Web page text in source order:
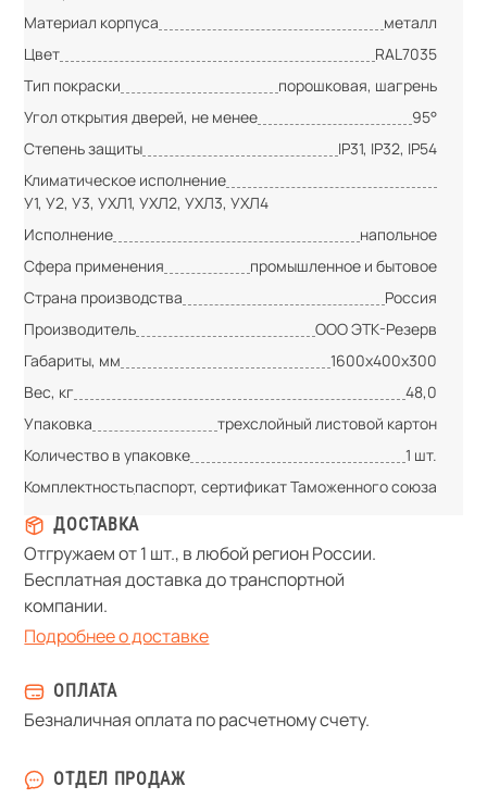
Материал корпуса
металл
Цвет
RAL7035
Тип покраски
порошковая, шагрень
Угол открытия дверей, не менее
95°
Степень защиты
IP31, IP32, IP54
Климатическое исполнение
У1, У2, У3, УХЛ1, УХЛ2, УХЛ3, УХЛ4
Исполнение
напольное
Сфера применения
промышленное и бытовое
Страна производства
Россия
Производитель
ООО ЭТК-Резерв
Габариты, мм
1600х400х300
Вес, кг
48,0
Упаковка
трехслойный листовой картон
Количество в упаковке
1 шт.
Комплектностьпаспорт, сертификат Таможенного союза
ДОСТАВКА
Отгружаем от 1 шт., в любой регион России.
Бесплатная доставка до транспортной
компании.
Подробнее о доставке
ОПЛАТА
Безналичная оплата по расчетному счету.
ОТДЕЛ ПРОДАЖ